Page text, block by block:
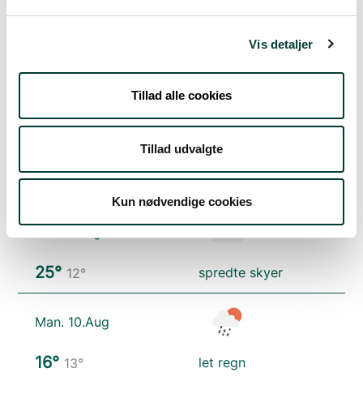
Vis detaljer
Tillad alle cookies
Tillad udvalgte
Kun nødvendige cookies
spredt skydække
21°11° spredt skydække
25° 12° spredte skyer
Man. 10.Aug
16° 13° let regn